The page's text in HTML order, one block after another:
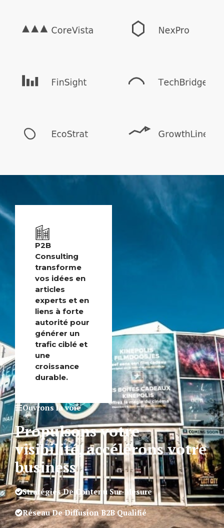
Ouvrons la voie
Propulsons votre
visibilité, accélérons votre
business
Stratégies De Contenu Sur-Mesure
Réseau De Diffusion B2B Qualifié
P2B
Consulting
transforme
vos idées en
articles
experts et en
liens à forte
autorité pour
générer un
trafic ciblé et
une
croissance
durable.